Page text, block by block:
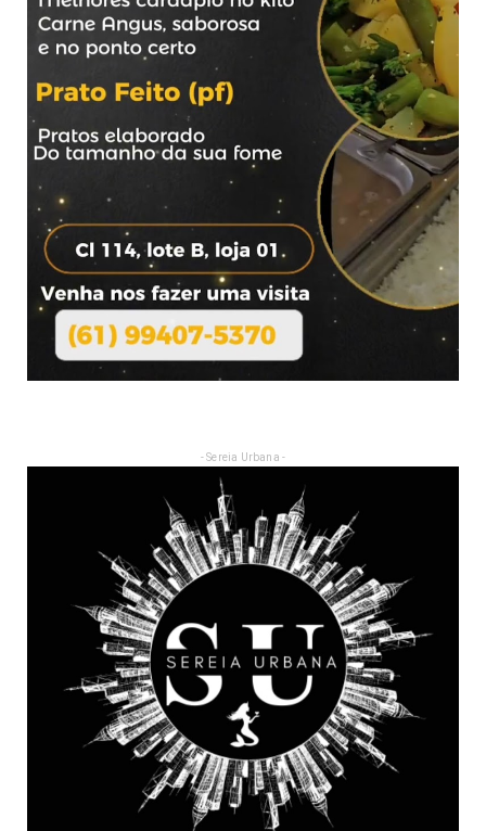
- Sereia Urbana -